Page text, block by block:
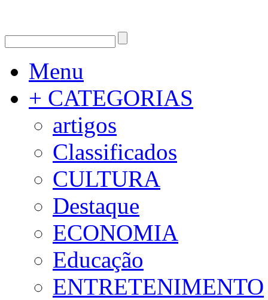
Menu
+ CATEGORIAS
artigos
Classificados
CULTURA
Destaque
ECONOMIA
Educação
ENTRETENIMENTO